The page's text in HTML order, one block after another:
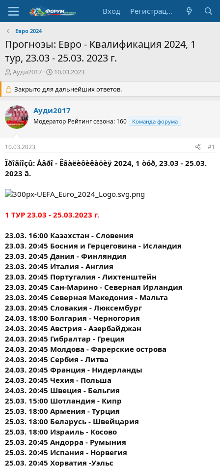
Вход Регистрация
Евро 2024
Прогнозы: Евро - Квалификация 2024, 1
тур, 23.03 - 25.03. 2023 г.
А
т
о
р
т
е
м
Ауди2017
Д
т
а
н
а
ч
а
10.03.2023
Закрыто для дальнейших ответов.
Ауди2017
Модератор Рейтинг сезона: 160 Команда форума
10.03.2023 #1
Ïðîãíîçû: Åâðî - Êâàëèôèêàöèÿ 2024, 1 òóð, 23.03 - 25.03.
2023 ã.
1 ТУР 23.03 - 25.03.2023 г.
23.03. 16:00 Казахстан - Словения
23.03. 20:45 Босния и Герцеговина - Исландия
23.03. 20:45 Дания - Финляндия
23.03. 20:45 Италия - Англия
23.03. 20:45 Португалия - Лихтенштейн
23.03. 20:45 Сан-Марино - Северная Ирландия
23.03. 20:45 Северная Македония - Мальта
23.03. 20:45 Словакия - Люксембург
24.03. 18:00 Болгария - Черногория
24.03. 20:45 Австрия - Азербайджан
24.03. 20:45 Гибралтар - Греция
24.03. 20:45 Молдова - Фарерские острова
24.03. 20:45 Сербия - Литва
24.03. 20:45 Франция - Нидерланды
24.03. 20:45 Чехия - Польша
24.03. 20:45 Швеция - Бельгия
25.03. 15:00 Шотландия - Кипр
25.03. 18:00 Армения - Турция
25.03. 18:00 Беларусь - Швейцария
25.03. 18:00 Израиль - Косово
25.03. 20:45 Андорра - Румыния
25.03. 20:45 Испания - Норвегия
25.03. 20:45 Хорватия -Уэльс